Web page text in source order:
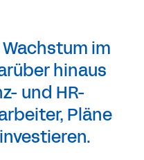
im
hinaus
und HR-
Pläne